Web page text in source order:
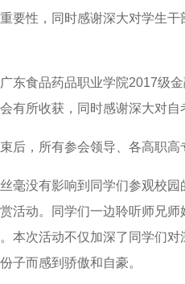
要性，同时感谢深大对学生
东食品药品职业学院2017级
有所收获，同时感谢深大对自
后，所有参会领导、各高职高
毫没有影响到同学们参观校
活动。同学们一边聆听师兄
本次活动不仅加深了同学们
子而感到骄傲和自豪。